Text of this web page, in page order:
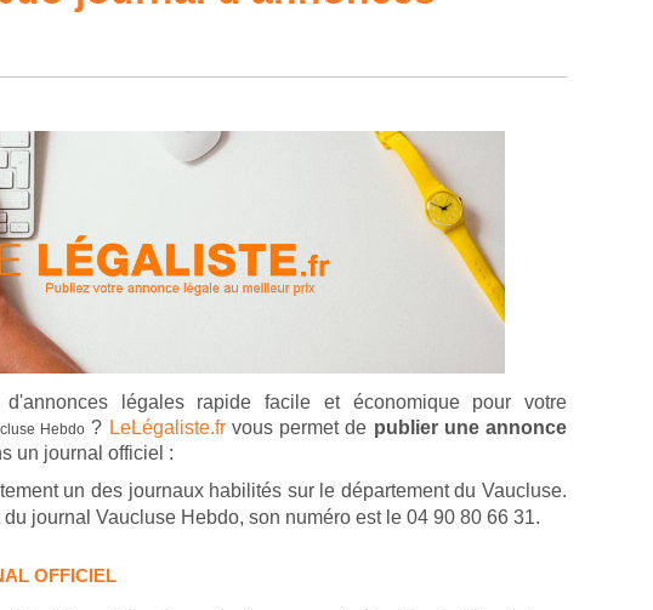
légales rapide facile et économique pour votre
Hebdo ? LeLégaliste.frvous permet de publier une annonce
un journal officiel :
un des journaux habilités sur le département du Vaucluse.
journal Vaucluse Hebdo, son numéro est le 04 90 80 66 31.
OFFICIEL